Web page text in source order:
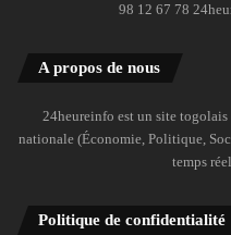
98 12 67 78
A propos de nous
24heureinfo est un site
nationale (Économie, Politique,
temps
Politique de confidentialité